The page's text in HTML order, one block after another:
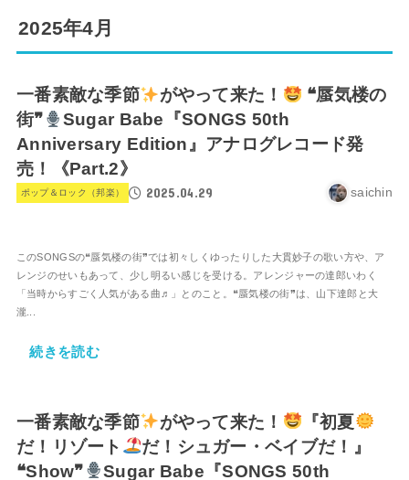
2025年4月
一番素敵な季節 がやって来た！
❝蜃気楼の
街❞
Sugar Babe『SONGS 50th
Anniversary Edition』アナログレコード発
売！《Part.2》
ポップ＆ロック（邦楽） 2025.04.29 saichin
このSONGSの❝蜃気楼の街❞では初々しくゆったりした大貫妙子の歌い方や、ア
レンジのせいもあって、少し明るい感じを受ける。アレンジャーの達郎いわく
「当時からすごく人気がある曲♬」とのこと。❝蜃気楼の街❞は、山下達郎と大
瀧...
続きを読む
一番素敵な季節 がやって来た！
『初夏
だ！リゾート
だ！シュガー・ベイブだ！』
❝Show❞
Sugar Babe『SONGS 50th